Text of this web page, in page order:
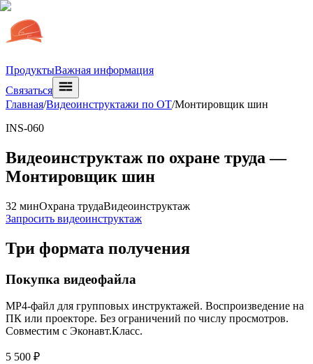
ПродуктыВажная информация
Связаться
Главная/Видеоинструктажи по ОТ/Монтировщик шин
INS-060
Видеоинструктаж по охране труда —
Монтировщик шин
32 минОхрана трудаВидеоинструктаж
Запросить видеоинструктаж
Три формата получения
Покупка видеофайла
MP4-файл для групповых инструктажей. Воспроизведение на
ПК или проекторе. Без ограничений по числу просмотров.
Совместим с Эконавт.Класс.
5 500 ₽